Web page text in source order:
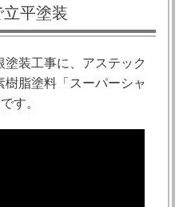
平塗装
装工事に、アステック
脂塗料「スーパーシャ
す。